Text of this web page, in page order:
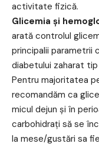
activitate fizică.
Glicemia și
arată controlul
principalii parametrii
diabetului zaharat tip
Pentru majoritatea
recomandăm ca
micul dejun și în
carbohidrați să se
la mese/gustări sa